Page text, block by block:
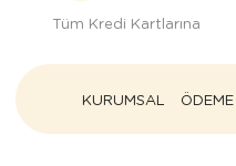
Tüm Kredi Kartlarına
KURUMSAL ÖDEME